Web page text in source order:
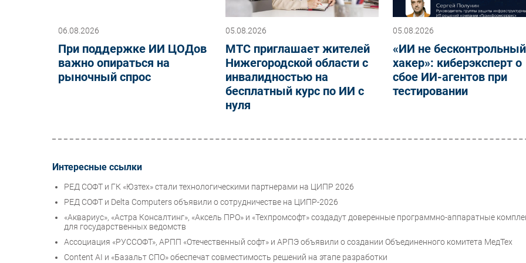
06.08.2026
При поддержке ИИ ЦОДов
важно опираться на
рыночный спрос
05.08.2026
МТС приглашает жителей
Нижегородской области с
инвалидностью на
бесплатный курс по ИИ с
нуля
05.08.2026
«ИИ не бесконтрольный
хакер»: киберэксперт о
сбое ИИ-агентов при
тестировании
Интересные ссылки
РЕД СОФТ и ГК «Юзтех» стали технологическими партнерами на ЦИПР 2026
РЕД СОФТ и Delta Computers объявили о сотрудничестве на ЦИПР-2026
«Аквариус», «Астра Консалтинг», «Аксель ПРО» и «Техпромсофт» создадут доверенные программно-аппаратные
для государственных ведомств
Ассоциация «РУССОФТ», АРПП «Отечественный софт» и АРПЭ объявили о создании Объединенного комитета МедТех
Content AI и «Базальт СПО» обеспечат совместимость решений на этапе разработки